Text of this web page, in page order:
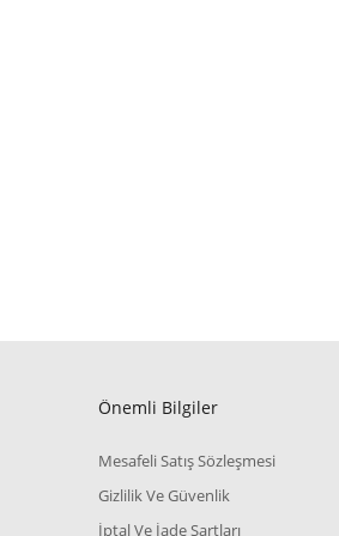
Önemli Bilgiler
Mesafeli Satış Sözleşmesi
Gizlilik Ve Güvenlik
İptal Ve İade Şartları